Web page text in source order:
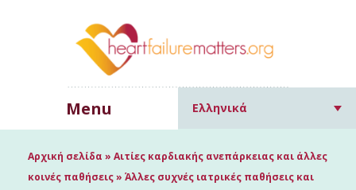
Menu Ελληνικά
Αρχική σελίδα » Αιτίες καρδιακής ανεπάρκειας και άλλες
κοινές παθήσεις» Άλλες συχνές ιατρικές παθήσεις και